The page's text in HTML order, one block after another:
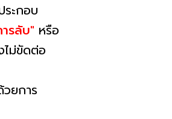
ะกอบ
รลับ" หรือ
ม่ขัดต่อ
ยการ